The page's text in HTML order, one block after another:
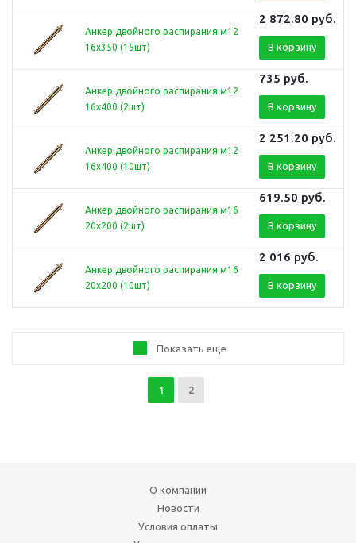
Анкер двойного распирания м12
16х350 (15шт)
2 872.80 руб.
В корзину
Анкер двойного распирания м12
16х400 (2шт)
735 руб.
В корзину
Анкер двойного распирания м12
16х400 (10шт)
2 251.20 руб.
В корзину
Анкер двойного распирания м16
20х200 (2шт)
619.50 руб.
В корзину
Анкер двойного распирания м16
20х200 (10шт)
2 016 руб.
В корзину
Показать еще
1 2
О компании
Новости
Условия оплаты